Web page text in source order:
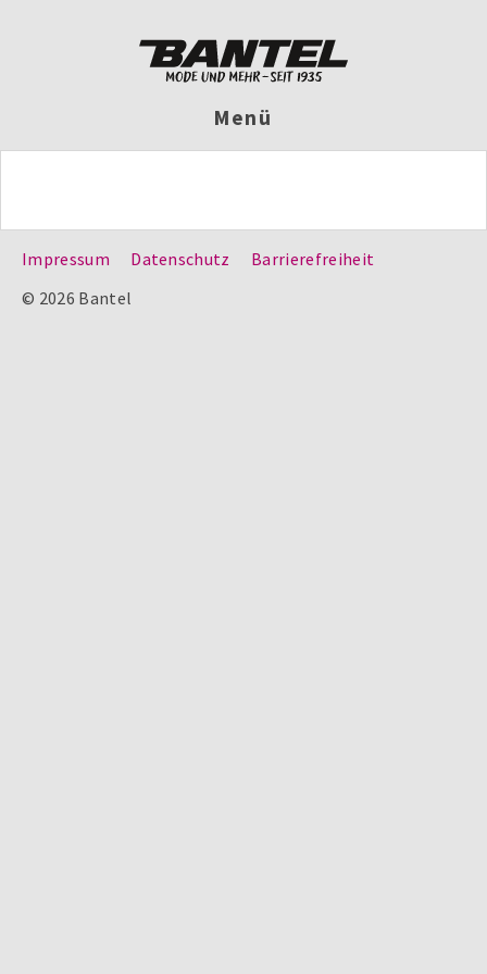
Menü
Impressum Datenschutz
Barrierefreiheit
© 2026 Bantel